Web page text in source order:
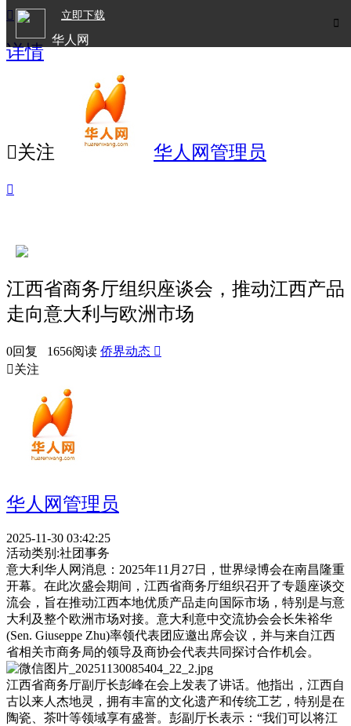

立即下载
华人网

详情
关注 华人网管理员

江西省商务厅组织座谈会，推动江西产品
走向意大利与欧洲市场
0回复 1656阅读 侨界动态 
关注
华人网管理员
2025-11-30 03:42:25
活动类别:社团事务
意大利华人网消息：2025年11月27日，世界绿博会在南昌隆重
开幕。在此次盛会期间，江西省商务厅组织召开了专题座谈交
流会，旨在推动江西本地优质产品走向国际市场，特别是与意
大利及整个欧洲市场对接。意大利意中交流协会会长朱裕华
(Sen. Giuseppe Zhu)率领代表团应邀出席会议，并与来自江西
省相关市商务局的领导及商协会代表共同探讨合作机会。
江西省商务厅副厅长彭峰在会上发表了讲话。他指出，江西自
古以来人杰地灵，拥有丰富的文化遗产和传统工艺，特别是在
陶瓷、茶叶等领域享有盛誉。彭副厅长表示：“我们可以将江